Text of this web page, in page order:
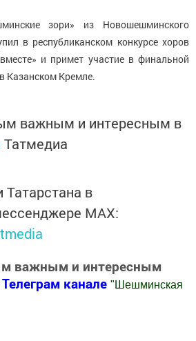
зори» из Новошешминского
в республиканском конкурсе хоров
и примет участие в финальной
Казанском Кремле.
важным и интересным в
Татмедиа
Татарстана в
MАХ:
важным и интересным
Телеграм канале "Шешминская